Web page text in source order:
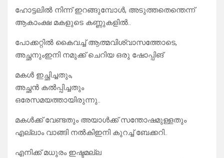
ഹോട്ടലിൽ നിന്ന് ഇറങ്ങുമ്പോൾ, അടുത്തതെന്തെന്ന്
ആകാംക്ഷ മകളുടെ കണ്ണുകളിൽ..
പോക്കറ്റിൽ കൈവച്ച് ആത്മവിശ്വാസത്തോടെ,
അച്ഛനുംഇനി നമുക്ക് ചെറിയ ഒരു ഷോപ്പിങ്
മകൾ ഇച്ഛിച്ചതും,
അച്ഛൻ കൽപ്പിച്ചതും
ഒരേസമയത്തായിരുന്നു..
മകൾക്ക് വേണ്ടതും അയാൾക്ക് സന്തോഷമുള്ളതും
എല്ലാം വാങ്ങി നൽകിഇനി കുറച്ച് ബേക്കറി..
എനിക്ക് മധുരം ഇഷ്ടമല്ല